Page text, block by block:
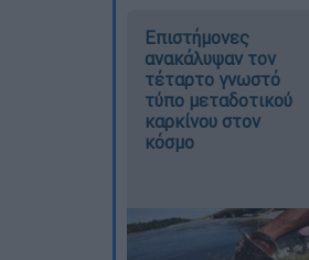
Επιστήμονες
ανακάλυψαν τον
τέταρτο γνωστό
τύπο μεταδοτικού
καρκίνου στον
κόσμο